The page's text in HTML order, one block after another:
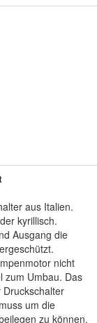
aus Italien.
kyrillisch.
Ausgang die
nicht
zum Umbau. Das
um die
zu können.